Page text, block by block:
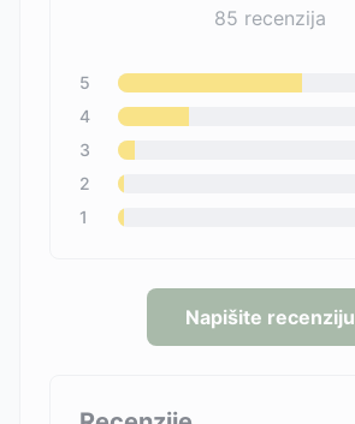
85 recenzija
5
4
3
2
1
Napišite recenziju